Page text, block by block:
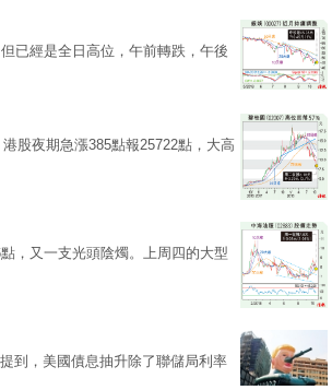
已經是全日高位，午前轉跌，午後
股夜期急漲385點報25722點，大高
，又一支光頭陰燭。上周四的大型
到，美國債息抽升除了聯儲局利率